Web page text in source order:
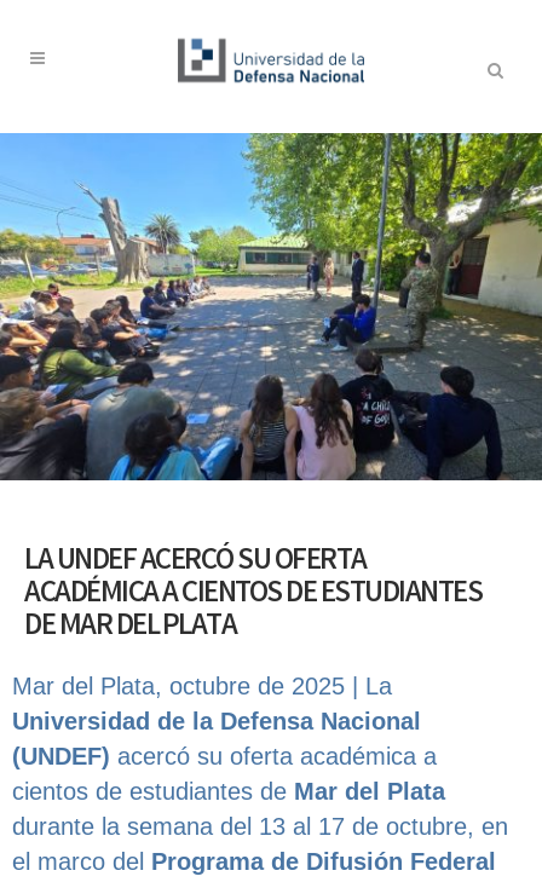
LA UNDEF ACERCÓ SU OFERTA
ACADÉMICA A CIENTOS DE ESTUDIANTES
DE MAR DEL PLATA
Mar del Plata, octubre de 2025 | La
Universidad de la Defensa Nacional
(UNDEF) acercó su oferta académica a
cientos de estudiantes de Mar del Plata
durante la semana del 13 al 17 de octubre, en
el marco del Programa de Difusión Federal